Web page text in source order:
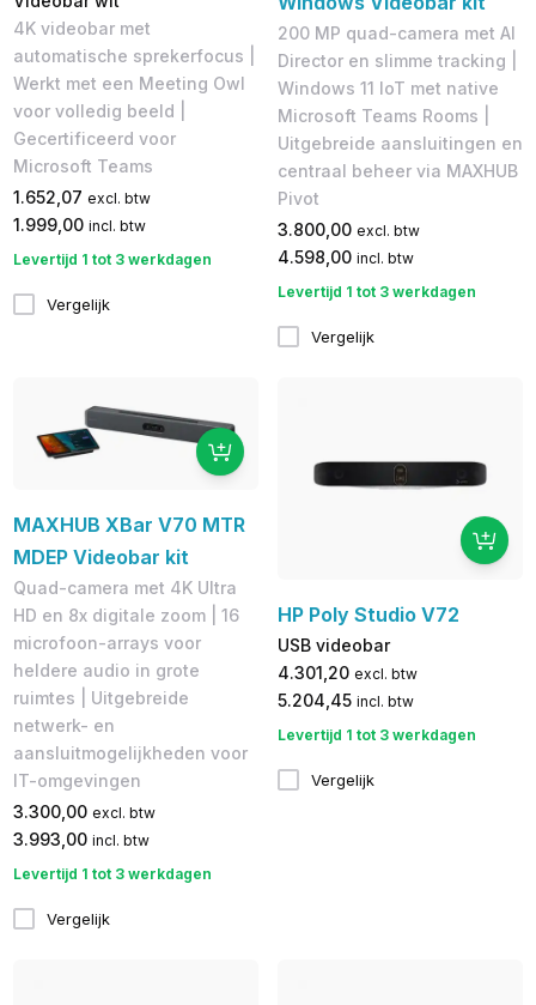
4K videobar met
automatische sprekerfocus |
Werkt met een Meeting Owl
voor volledig beeld |
Gecertificeerd voor
Microsoft Teams
1.652,07 excl. btw
1.999,00 incl. btw
Levertijd 1 tot 3 werkdagen
Vergelijk
200 MP quad-camera met AI
Director en slimme tracking |
Windows 11 IoT met native
Microsoft Teams Rooms |
Uitgebreide aansluitingen en
centraal beheer via MAXHUB
Pivot
3.800,00 excl. btw
4.598,00 incl. btw
Levertijd 1 tot 3 werkdagen
Vergelijk
MAXHUB XBar V70 MTR
MDEP Videobar kit
Quad-camera met 4K Ultra
HD en 8x digitale zoom | 16
microfoon-arrays voor
heldere audio in grote
ruimtes | Uitgebreide
netwerk- en
aansluitmogelijkheden voor
IT-omgevingen
3.300,00 excl. btw
3.993,00 incl. btw
Levertijd 1 tot 3 werkdagen
Vergelijk
HP Poly Studio V72
USB videobar
4.301,20 excl. btw
5.204,45 incl. btw
Levertijd 1 tot 3 werkdagen
Vergelijk